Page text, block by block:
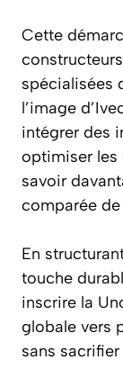
Cette
spécialisées
l’image
intégrer des
optimiser les
savoir
comparée de
En
touche
inscrire la
globale vers
sans